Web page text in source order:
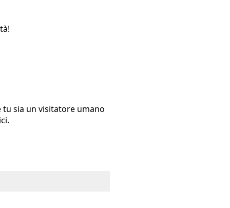
sia un visitatore umano